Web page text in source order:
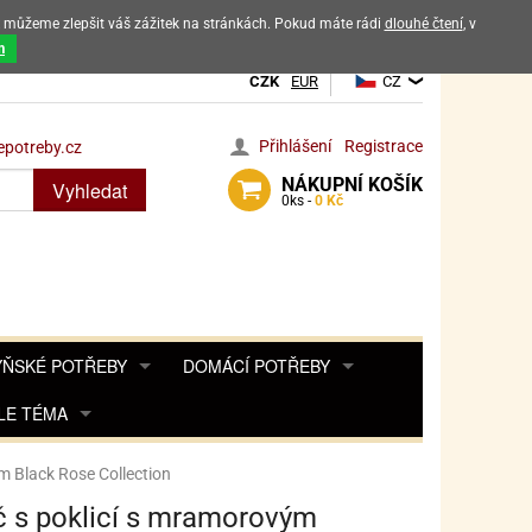
výrobků
CZK EUR CZ
Přihlášení Registrace
NÁKUPNÍ KOŠÍK
0 ks - 0 Kč
Vyhledat
POTŘEBY
KOŘENKY
DESINFEKCE, OCHRANA
KÁVOVARŮ
DOMÁCÍ POTŘEBY
KOŠÍKY
TÉMA
POHÁDKY A HRYPRO FANOUŠKY ANGRY BIRDS
PRO FANOUŠKY BARBIE
NAROZENINOVÉ SVÍČKY
Black Rose Collection
s poklicí s mramorovým
zlepšit váš zážitek na stránkách. Pokud máte rádi dlouhé čtení, v